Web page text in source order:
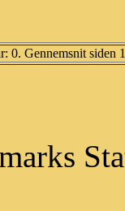
0. Gennemsnit siden